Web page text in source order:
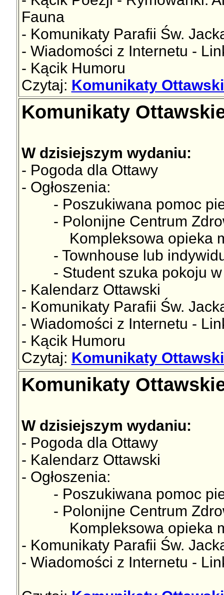
Fauna
- Komunikaty Parafii Św.
- Wiadomości z Internetu -
- Kącik Humoru
Czytaj: Komunikaty
Komunikaty
W dzisiejszym wydaniu:
- Pogoda dla Ottawy
- Ogłoszenia:
- Poszukiwana pomoc
- Polonijne Centrum
Kompleksowa opieka
- Townhouse lub
- Student szuka pokoju w
- Kalendarz Ottawski
- Komunikaty Parafii Św.
- Wiadomości z Internetu -
- Kącik Humoru
Czytaj: Komunikaty
Komunikaty
W dzisiejszym wydaniu:
- Pogoda dla Ottawy
- Kalendarz Ottawski
- Ogłoszenia:
- Poszukiwana pomoc
- Polonijne Centrum
Kompleksowa opieka
- Komunikaty Parafii Św.
- Wiadomości z Internetu -